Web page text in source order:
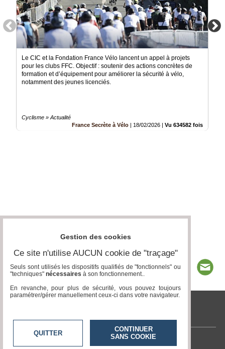
Le CIC et la Fondation France Vélo lancent un appel à projets
pour les clubs FFC. Objectif : soutenir des actions concrètes de
formation et d’équipement pour améliorer la sécurité à vélo,
notamment des jeunes licenciés.
Cyclisme » Actualité
France Secrète à Vélo | 18/02/2026 | Vu 634582 fois
tvlocale.fr
Contactez-nous
Gestion des cookies
Ce site n'utilise AUCUN cookie de "traçage"
Seuls sont utilisés les dispositifs qualifiés de "fonctionnels" ou
"techniques" nécessaires à son fonctionnement..
En revanche, pour plus de sécurité, vous pouvez toujours
paramétrer/gérer manuellement ceux-ci dans votre navigateur.
QUITTER
CONTINUER
SANS COOKIE